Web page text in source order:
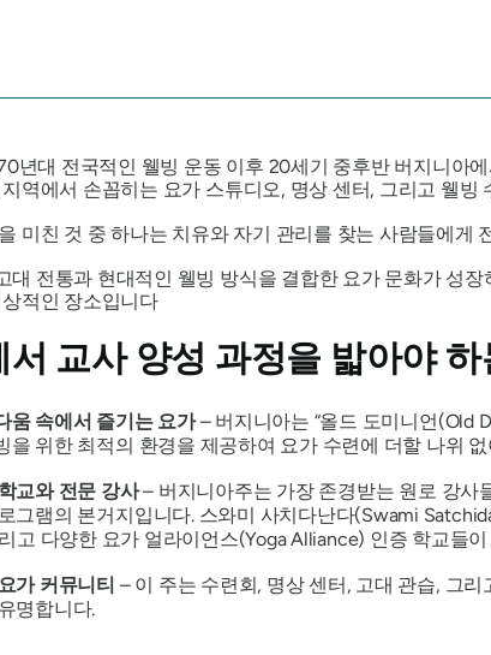
년대 전국적인 웰빙 운동 이후 20세기 중후반 버지니아
역에서 손꼽히는 요가 스튜디오, 명상 센터, 그리고 웰빙
미친 것 중 하나는 치유와 자기 관리를 찾는 사람들에
대 전통과 현대적인 웰빙 방식을 결합한 요가 문화가 성
적인 장소입니다
서 교사 양성 과정을 밟아야
움 속에서 즐기는 요가– 버지니아는 “올드 도미니언(Old
을 위한 최적의 환경을 제공하여 요가 수련에 더할 나위
교와 전문 강사– 버지니아주는 가장 존경받는 원로 강사
그램의 본거지입니다. 스와미 사치다난다(Swami
고 다양한 요가 얼라이언스(Yoga Alliance) 인증 학교들
가 커뮤니티 – 이 주는 수련회, 명상 센터, 고대 관습, 그
명합니다.